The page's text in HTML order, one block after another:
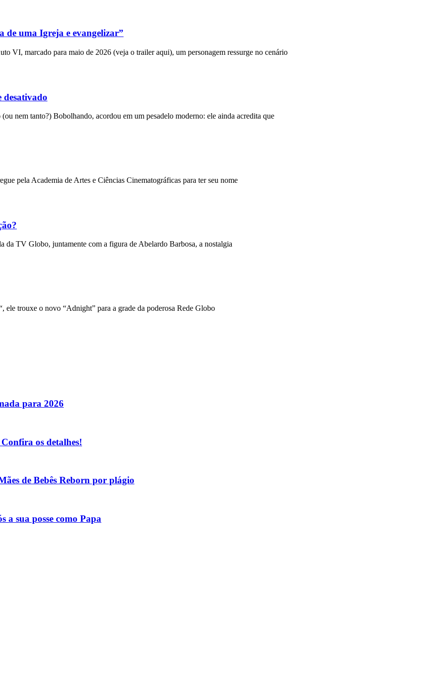
de uma Igreja e evangelizar”
VI, marcado para maio de 2026 (veja o trailer aqui), um personagem ressurge no cenário
desativado
nem tanto?) Bobolhando, acordou em um pesadelo moderno: ele ainda acredita que
pela Academia de Artes e Ciências Cinematográficas para ter seu nome
TV Globo, juntamente com a figura de Abelardo Barbosa, a nostalgia
trouxe o novo “Adnight” para a grade da poderosa Rede Globo
para 2026
os detalhes!
de Bebês Reborn por plágio
sua posse como Papa